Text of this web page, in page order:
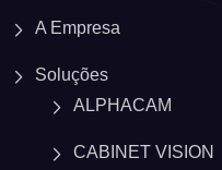
A Empresa
Soluções
ALPHACAM
CABINET VISION